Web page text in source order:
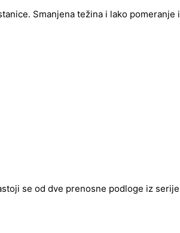
Smanjena težina i lako
se od dve prenosne podloge iz